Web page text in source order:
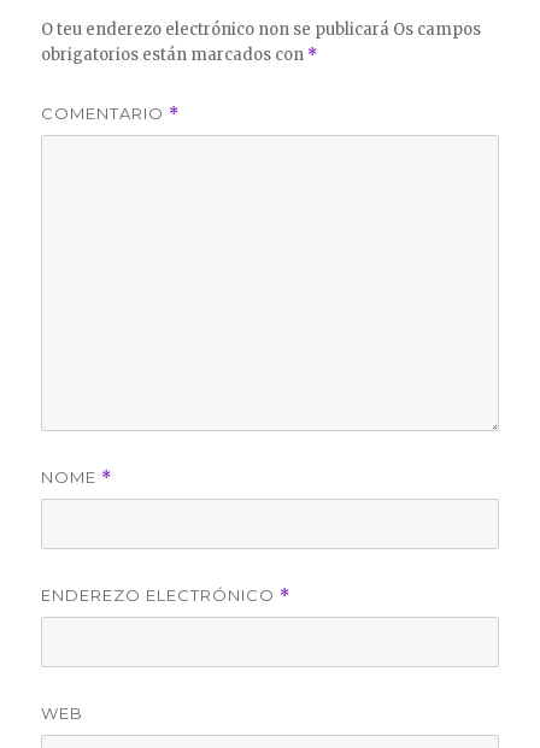
O teu enderezo electrónico non se publicará Os campos
obrigatorios están marcados con *
COMENTARIO *
NOME *
ENDEREZO ELECTRÓNICO *
WEB